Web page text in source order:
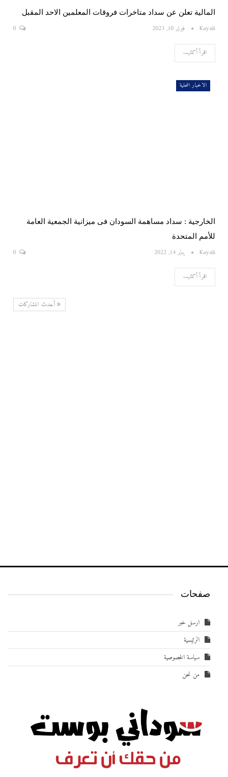
المالية تعلن عن سداد متاخرات فروقات المعلمين الاحد المقبل
Kayali فبراير 10, 2023
اقرأ أكثر...
الاخبار المحلية
الخارجية : سداد مساهمة السودان فى ميزانية الجمعية العامة
للأمم المتحدة
Kayali يناير 14, 2022
اقرأ أكثر...
أحدث المشاركات
صفحات
ارسل خبر
الرئيسية
سياسة الخصوصية
من نحن